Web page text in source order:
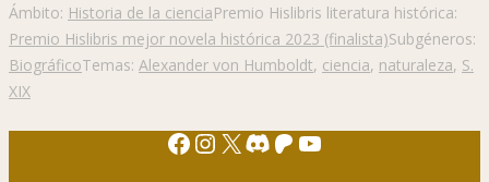
Ámbito: Historia de la cienciaPremio Hislibris literatura histórica:
Premio Hislibris mejor novela histórica 2023 (finalista)Subgéneros:
BiográficoTemas: Alexander von Humboldt, ciencia, naturaleza, S.
XIX
Facebook
Instagram
X Discord
Patreon
YouTube